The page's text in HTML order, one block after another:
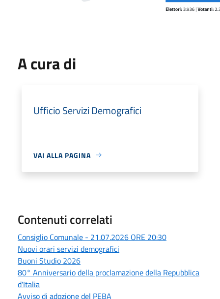
A cura di
Ufficio Servizi Demografici
VAI ALLA PAGINA
Contenuti correlati
Consiglio Comunale - 21.07.2026 ORE 20:30
Nuovi orari servizi demografici
Buoni Studio 2026
80° Anniversario della proclamazione della Repubblica
d'Italia
Avviso di adozione del PEBA